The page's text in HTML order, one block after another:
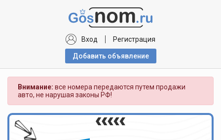
Вход Регистрация
Добавить объявлениe
Внимание: все номера передаются путем продажи
авто, не нарушая законы РФ!